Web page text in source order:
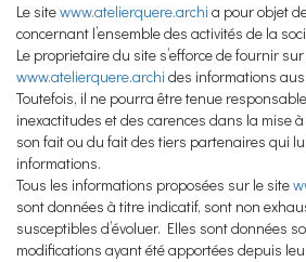
Le sitewww.atelierquere.archi a pour objet
concernant l’ensemble des activités de la
Le proprietaire du site s’efforce de fournir
www.atelierquere.archi des informations
Toutefois, il ne pourra être tenue
inexactitudes et des carences dans la mise à
son fait ou du fait des tiers partenaires qui
informations.
Tous les informations proposées sur le site
sont données à titre indicatif, sont non
susceptibles d’évoluer. Elles sont données
modifications ayant été apportées depuis